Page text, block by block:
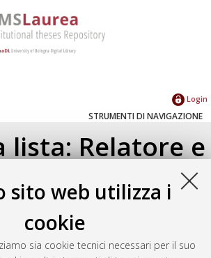
sito web utilizza i
cookie
sia cookie tecnici necessari per il suo
Login
STRUMENTI DI NAVIGAZIONE
lista: Relatore e
sottostante.